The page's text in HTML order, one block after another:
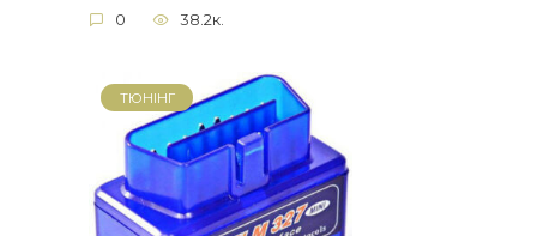
0 38.2к.
ТЮНІНГ